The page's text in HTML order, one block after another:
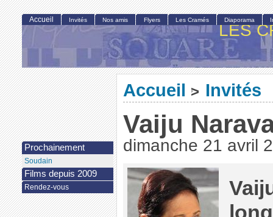
LES
Accueil > Invités
Vaiju
dimanche 21 avril
Accueil Invités Nos amis Flyers Les Cramés Diaporama
Prochainement
Soudain
Films depuis 2009
Rendez-vous